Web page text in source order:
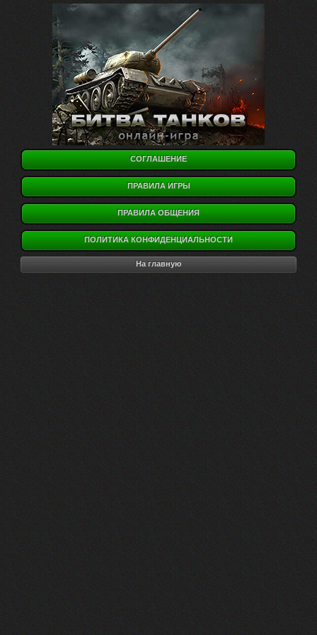
СОГЛАШЕНИЕ
ПРАВИЛА ИГРЫ
ПРАВИЛА ОБЩЕНИЯ
ПОЛИТИКА КОНФИДЕНЦИАЛЬНОСТИ
На главную